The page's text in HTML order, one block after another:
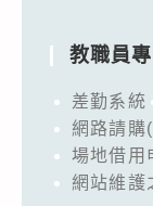
教職員
差勤系統
網路請購
場地借用
網站維護